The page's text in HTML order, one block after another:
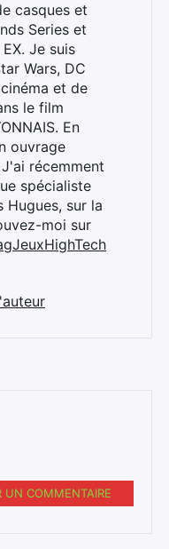
casques et
Series et
Je suis
Wars, DC
et de
le film
En
ouvrage
récemment
spécialiste
Hugues, sur la
moi sur
UN COMMENTAIRE